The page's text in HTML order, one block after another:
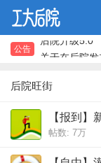
公告
关于在后院
块发帖
后院升级5.0
后院新注册
块发帖
后院旺街
【报到】
帖数: 7万